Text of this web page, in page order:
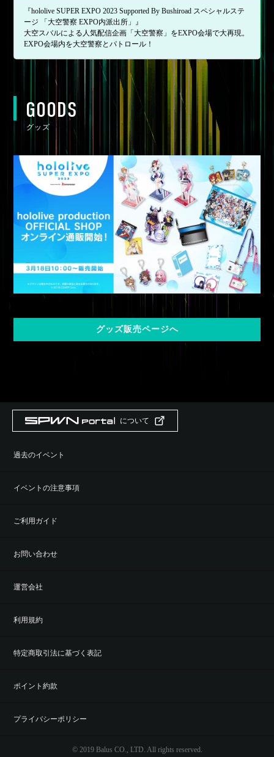
『hololive SUPER EXPO 2023 Supported By Bushiroad スペシャルステ
ージ 「大空警察 EXPO内派出所」』
大空スバルによる人気配信企画「大空警察」をEXPO会場で大再現。
EXPO会場内を大空警察とパトロール！
GOODS
グッズ
グッズ販売ページへ
について
過去のイベント
イベントの注意事項
ご利用ガイド
お問い合わせ
運営会社
利用規約
特定商取引法に基づく表記
ポイント約款
プライバシーポリシー
© 2019 Balus CO., LTD. All rights reserved.